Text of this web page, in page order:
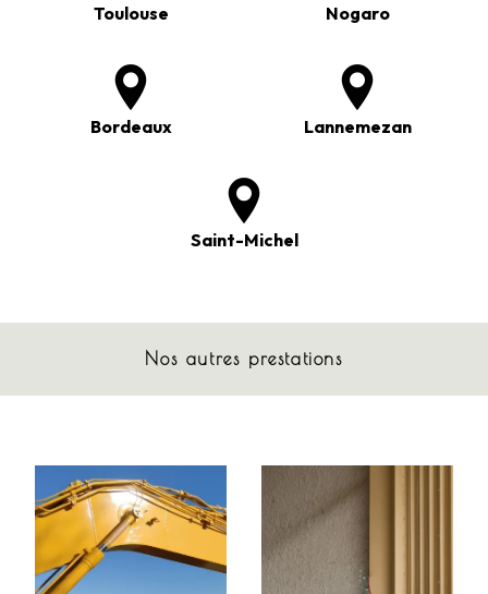
Toulouse Nogaro
Bordeaux Lannemezan
Saint-Michel
Nos autres prestations